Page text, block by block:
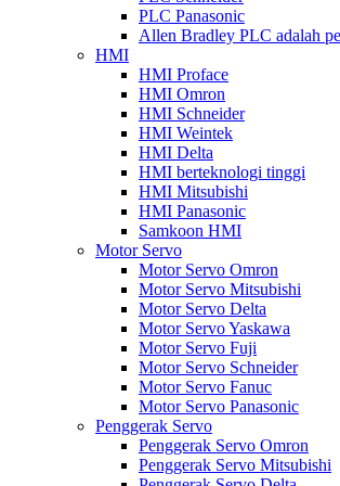
PLC Panasonic
Allen Bradley PLC adalah
HMI
HMI Proface
HMI Omron
HMI Schneider
HMI Weintek
HMI Delta
HMI berteknologi tinggi
HMI Mitsubishi
HMI Panasonic
Samkoon HMI
Motor Servo
Motor Servo Omron
Motor Servo Mitsubishi
Motor Servo Delta
Motor Servo Yaskawa
Motor Servo Fuji
Motor Servo Schneider
Motor Servo Fanuc
Motor Servo Panasonic
Penggerak Servo
Penggerak Servo Omron
Penggerak Servo Mitsubishi